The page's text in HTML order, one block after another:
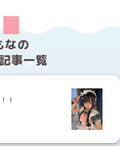
なの
事一覧
！